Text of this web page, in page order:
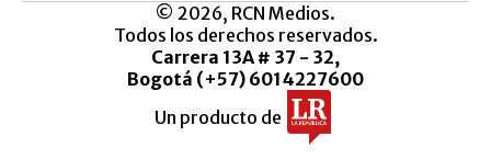
© 2026, RCN Medios.
Todos los derechos reservados.
Carrera 13A # 37 - 32,
Bogotá (+57) 6014227600
Un producto de